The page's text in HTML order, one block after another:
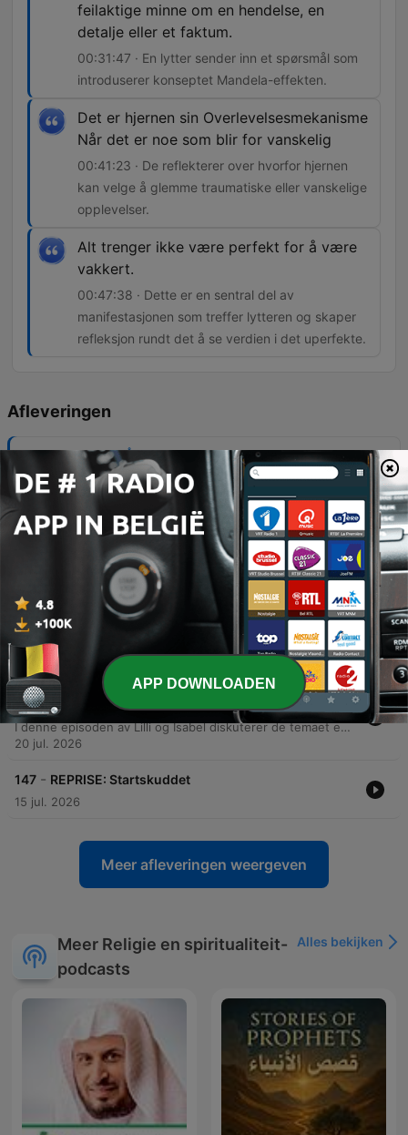
feilaktige minne om en hendelse, en
detalje eller et faktum.
00:31:47 · En lytter sender inn et spørsmål som
introduserer konseptet Mandela-effekten.
Det er hjernen sin Overlevelsesmekanisme
Når det er noe som blir for vanskelig
00:41:23 · De reflekterer over hvorfor hjernen
kan velge å glemme traumatiske eller vanskelige
opplevelser.
Alt trenger ikke være perfekt for å være
vakkert.
00:47:38 · Dette er en sentral del av
manifestasjonen som treffer lytteren og skaper
refleksjon rundt det å se verdien i det uperfekte.
Afleveringen
151 - REPRISE: Er Åndenes Makt ekte?
Isabel og Lillie starter episoden med å snakke om sommerens manifestasjoner før de dykker ned i Lillies paranormale opplevelser fra 'Åndenes makt' og samtaler om negative energier. De diskuterer også hvordan personlig utvikling kan endre vennskap, samt gir råd om kjærlighet og forhold. Videre utforsker de temaer som stjernetegn, sjokolade som afrodisiakum og Mandela-effekten gjennom eksempler fra populærkulturen. Episoden avsluttes med en refleksjon rundt hjernens overlevelsesmekanismer og et fokus på å akseptere det uperfekte i livet.
06 aug. 2026
150 - REPRISE: Mexico-mareritt & sexlyst
Lilli og Isabel diskuterer sine nylige livshendelser, inkludert Isabels uventede skattesmell og forretningsvirksomhet, før samtalen beveger seg inn i intense personlige historier om nær-døden-opplevelser og møter med vold. Episoden utforsker videre spirituelle fenomene som energiske skift, advarsler rundt bruk av Ouija-brett, og hvordan høyere bevissthet påvirker kognitive funksjoner. Samtalen berører også temaer som opprettholdelse av vital energi og viktigheten av å stole på egen intuisjon fremfor AI. Episoden avsluttes med en sesjon for målsetting og manifestasjon, der vertene deler en felles bekreftelse for uken.
149 - REPRISE: Lilli krasja med trikken & hvordan er
jorda om 200 år
Lilli og Isabel starter episoden med en gjennomgang av ukens hendelser, inkludert en lek med 'Fuck, Marry, Kill' og historier om kjendis-møter og ferieopplevelser. Samtalen utforsker temaer som manifestering, det å omfavne ufullkommenhet og betydningen av å være snill med seg selv. Programlederne diskuterer også personlige utfordringer knyttet til søvnmønstre og biologisk rytme, før de beveger seg inn i filosofiske tanker om spirituelle tegn og reinkraft. Episoden avsluttes med en inspirerende meditasjon om lys og nye muligheter.
23 jul. 2026
148 - Isabelle åpner opp: Voldtekt, familie &
skyldfølelse
I denne episoden av Lilli og Isabel diskuterer de temaet egenkjærlighet, inspirert av en gåte fra Lilli. De utforsker hvordan selvsnakk og ironi kan påvirke selvbildet, og deler personlige styrker og ambisjoner. Samtalen går videre til å dele traumatiske erfaringer knyttet til overgrep, de langsiktige psykologiske ettervirkningene av traumer, og hvordan man setter grenser i møte med trakassering på arbeidsplassen. Episoden avsluttes med ukens manifestasjon om selvmedfølelse.
20 jul. 2026
147 - REPRISE: Startskuddet
15 jul. 2026
Meer afleveringen weergeven
Meer Religie en spiritualiteit-
podcasts
Alles bekijken
APP DOWNLOADEN